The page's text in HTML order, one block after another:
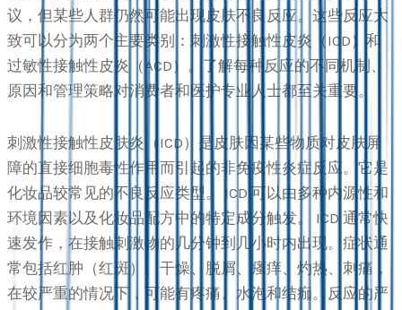
议，但某些人群仍然可能出现皮肤不良反应。这些反应大
致可以分为两个主要类别：刺激性接触性皮炎（ICD）和
过敏性接触性皮炎（ACD）。了解每种反应的不同机制、
原因和管理策略对消费者和医护专业人士都至关重要。
刺激性接触性皮肤炎（ICD）是皮肤因某些物质对皮肤屏
障的直接细胞毒性作用而引起的非免疫性炎症反应。它是
化妆品较常见的不良反应类型。 ICD 可以由多种内源性和
环境因素以及化妆品配方中的特定成分触发。 ICD 通常快
速发作，在接触刺激物的几分钟到几小时内出现。症状通
常包括红肿（红斑）、干燥、脱屑、瘙痒、灼热、刺痛，
在较严重的情况下，可能有疼痛、水泡和结痂。反应的严